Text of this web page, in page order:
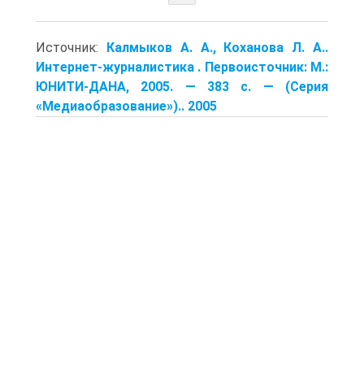
Источник: Калмыков А. А., Коханова Л. А..
Интернет-журналистика . Первоисточник: М.:
ЮНИТИ-ДАНА, 2005. — 383 с. — (Серия
«Медиаобразование»).. 2005